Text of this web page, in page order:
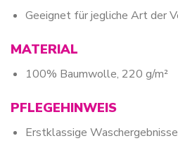
Geeignet für jegliche Art der
MATERIAL
100% Baumwolle, 220 g/m²
PFLEGEHINWEIS
Erstklassige